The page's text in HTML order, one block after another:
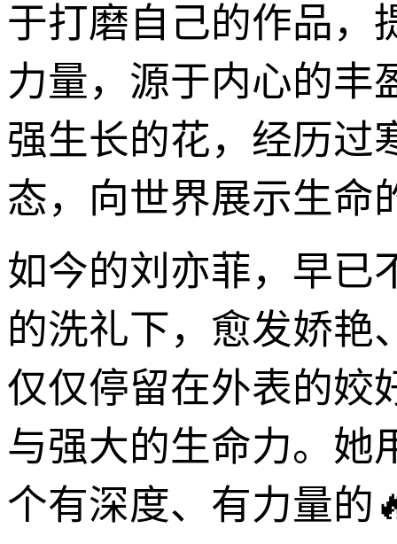
于打磨自己的作品，
力量，源于内心的丰
强生长的花，经历过
态，向世界展示生命
如今的刘亦菲，早已
的洗礼下，愈发娇艳
仅仅停留在外表的姣
与强大的生命力。她
个有深度、有力量的